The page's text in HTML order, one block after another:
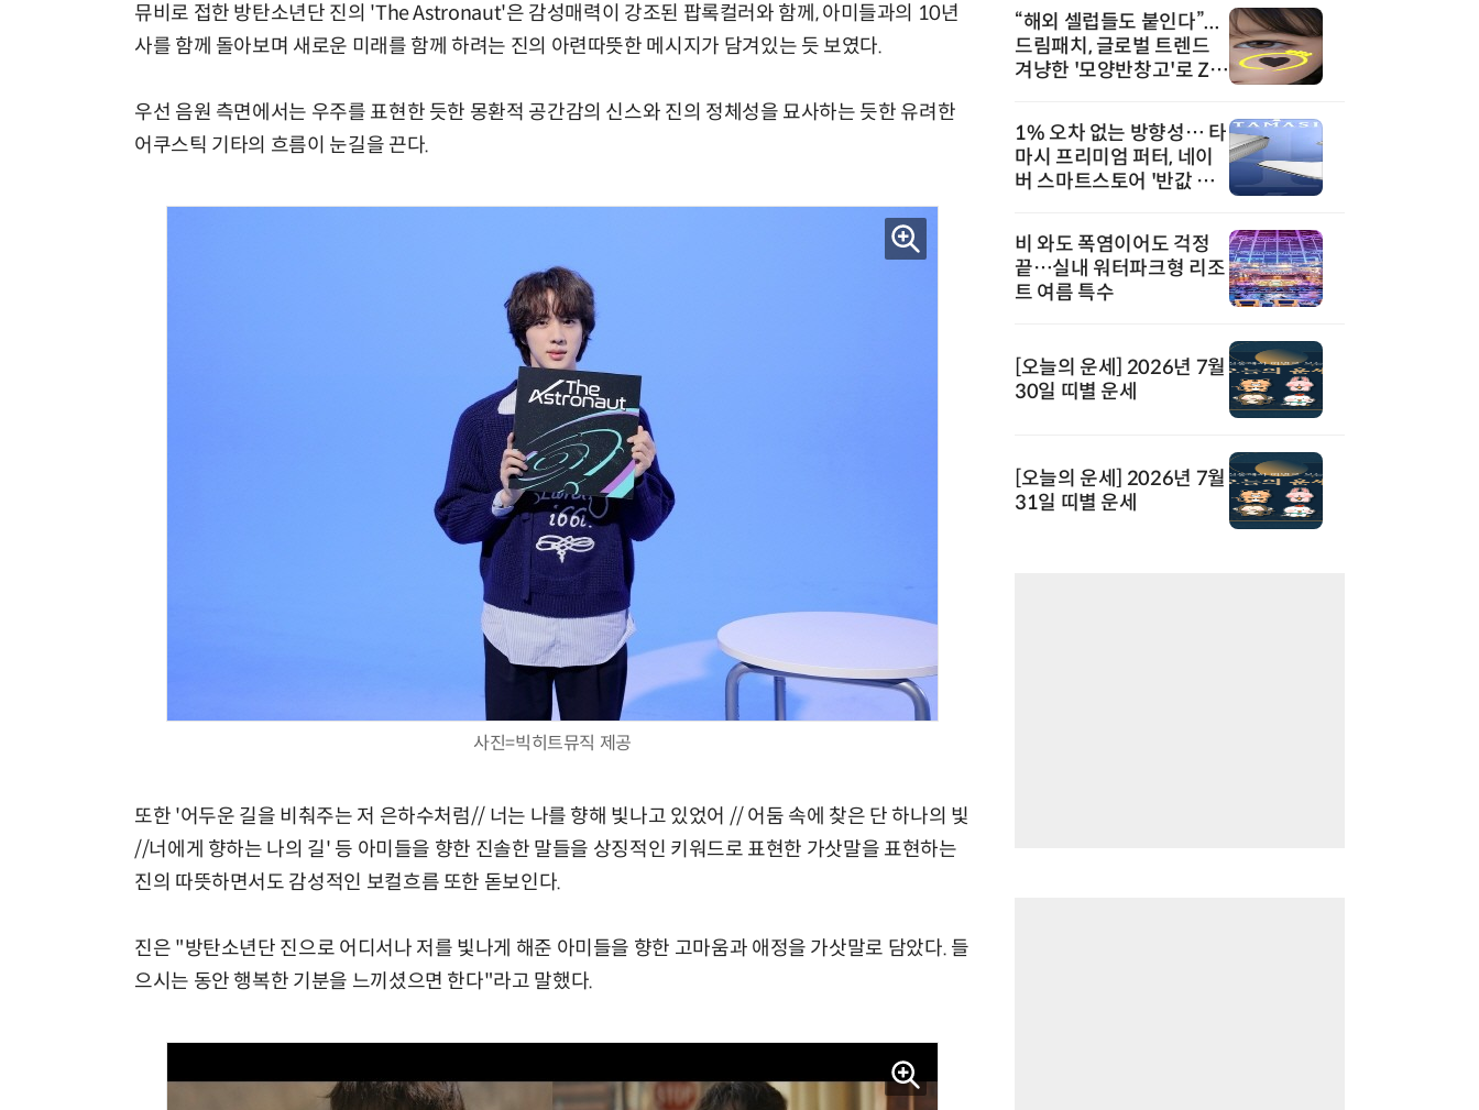
뮤비로 접한 방탄소년단 진의 'The Astronaut'은 감성매력이 강조된 팝록컬러와 함께, 아미들과의 10년
사를 함께 돌아보며 새로운 미래를 함께 하려는 진의 아련따뜻한 메시지가 담겨있는 듯 보였다.
우선 음원 측면에서는 우주를 표현한 듯한 몽환적 공간감의 신스와 진의 정체성을 묘사하는 듯한 유려한
어쿠스틱 기타의 흐름이 눈길을 끈다.
사진=빅히트뮤직 제공
또한 '어두운 길을 비춰주는 저 은하수처럼// 너는 나를 향해 빛나고 있었어 // 어둠 속에 찾은 단 하나의 빛
//너에게 향하는 나의 길' 등 아미들을 향한 진솔한 말들을 상징적인 키워드로 표현한 가삿말을 표현하는
진의 따뜻하면서도 감성적인 보컬흐름 또한 돋보인다.
진은 "방탄소년단 진으로 어디서나 저를 빛나게 해준 아미들을 향한 고마움과 애정을 가삿말로 담았다. 들
으시는 동안 행복한 기분을 느끼셨으면 한다"라고 말했다.
“해외 셀럽들도 붙인다”...
드림패치, 글로벌 트렌드
겨냥한 '모양반창고'로 Z세
1% 오차 없는 방향성… 타
마시 프리미엄 퍼터, 네이
버 스마트스토어 '반값 할
비 와도 폭염이어도 걱정
끝…실내 워터파크형 리조
트 여름 특수
[오늘의 운세] 2026년 7월
30일 띠별 운세
[오늘의 운세] 2026년 7월
31일 띠별 운세